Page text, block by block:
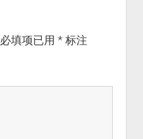
必填项已用 *标注